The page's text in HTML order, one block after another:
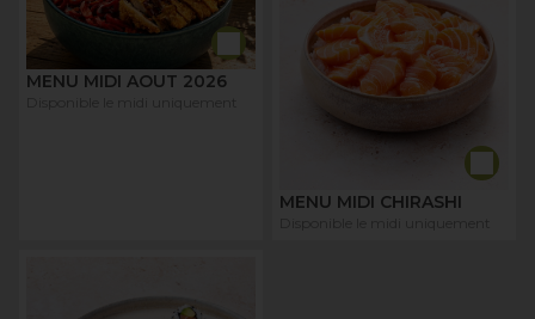
MENU MIDI AOUT 2026
MENU MIDI CHIRASHI